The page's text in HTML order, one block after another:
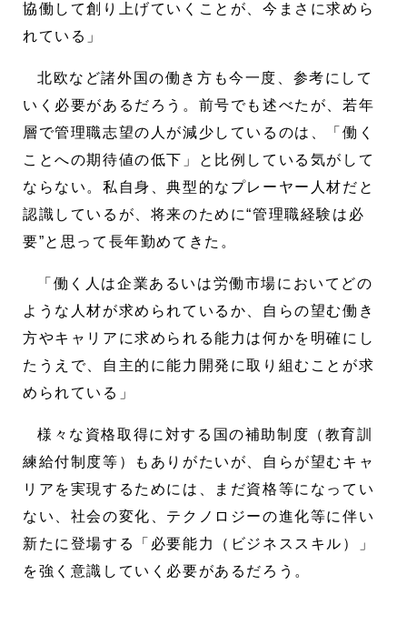
協働して創り上げていくことが、今まさに求めら
れている」
北欧など諸外国の働き方も今一度、参考にして
いく必要があるだろう。前号でも述べたが、若年
層で管理職志望の人が減少しているのは、「働く
ことへの期待値の低下」と比例している気がして
ならない。私自身、典型的なプレーヤー人材だと
認識しているが、将来のために“管理職経験は必
要”と思って長年勤めてきた。
「働く人は企業あるいは労働市場においてどの
ような人材が求められているか、自らの望む働き
方やキャリアに求められる能力は何かを明確にし
たうえで、自主的に能力開発に取り組むことが求
められている」
様々な資格取得に対する国の補助制度（教育訓
練給付制度等）もありがたいが、自らが望むキャ
リアを実現するためには、まだ資格等になってい
ない、社会の変化、テクノロジーの進化等に伴い
新たに登場する「必要能力（ビジネススキル）」
を強く意識していく必要があるだろう。